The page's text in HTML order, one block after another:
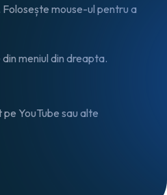
mouse-ul pentru a
meniul din dreapta.
YouTube sau alte